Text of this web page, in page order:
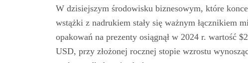
W dzisiejszym środowisku biznesowym, które
wstążki z nadrukiem stały się ważnym łącznikiem
opakowań na prezenty osiągnął w 2024 r. wartość
USD, przy złożonej rocznej stopie wzrostu